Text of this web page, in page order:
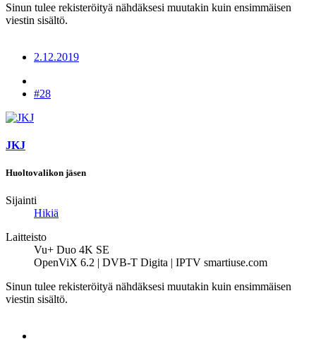
Sinun tulee rekisteröityä nähdäksesi muutakin kuin ensimmäisen
viestin sisältö.
2.12.2019
#28
JKJ
Huoltovalikon jäsen
Sijainti
Hikiä
Laitteisto
Vu+ Duo 4K SE
OpenViX 6.2 | DVB-T Digita | IPTV smartiuse.com
Sinun tulee rekisteröityä nähdäksesi muutakin kuin ensimmäisen
viestin sisältö.